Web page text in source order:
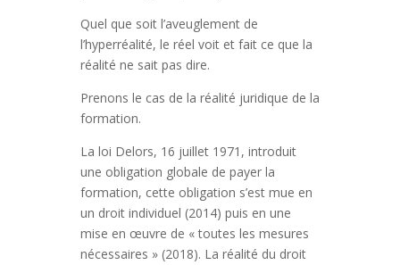
Quel que soit l’aveuglement de
l’hyperréalité, le réel voit et fait ce que la
réalité ne sait pas dire.
Prenons le cas de la réalité juridique de la
formation.
La loi Delors, 16 juillet 1971, introduit
une obligation globale de payer la
formation, cette obligation s’est mue en
un droit individuel (2014) puis en une
mise en œuvre de « toutes les mesures
nécessaires » (2018). La réalité du droit